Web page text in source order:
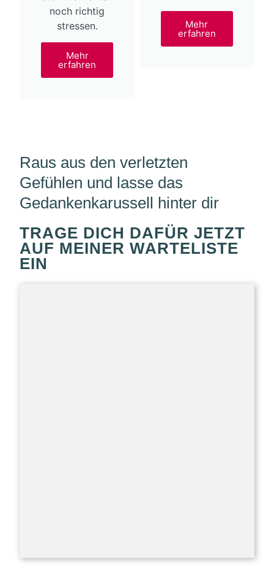
noch richtig
stressen.
Mehr
erfahren
Mehr
erfahren
Raus aus den verletzten
Gefühlen und lasse das
Gedankenkarussell hinter dir
TRAGE DICH DAFÜR JETZT
AUF MEINER WARTELISTE
EIN